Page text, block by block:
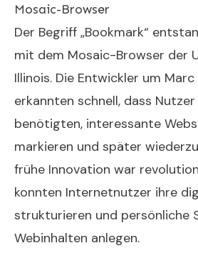
Mosaic-Browser
Der Begriff „Bookmark“
mit dem Mosaic-Browser der
Illinois. Die Entwickler um
erkannten schnell, dass
benötigten, interessante
markieren und später
frühe Innovation war
konnten Internetnutzer ihre
strukturieren und persönliche
Webinhalten anlegen.